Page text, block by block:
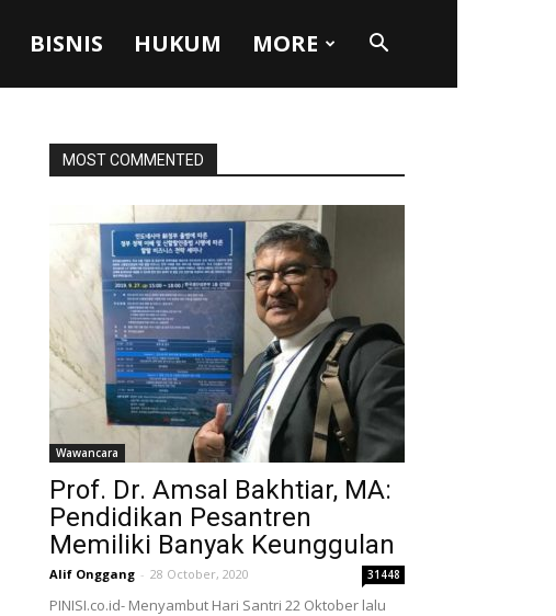
BISNIS HUKUM MORE
MOST COMMENTED
Wawancara
Prof. Dr. Amsal Bakhtiar, MA:
Pendidikan Pesantren
Memiliki Banyak Keunggulan
Alif Onggang - 28 October, 2020 31448
PINISI.co.id- Menyambut Hari Santri 22 Oktober lalu